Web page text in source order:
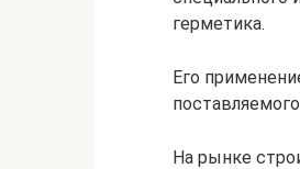
герметика.
Его
На рынке